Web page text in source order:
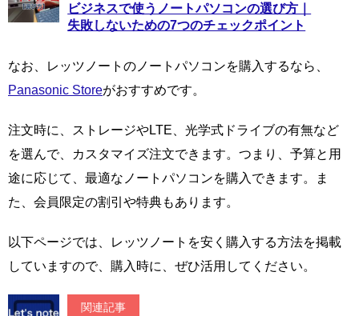
ビジネスで使うノートパソコンの選び方｜
失敗しないための7つのチェックポイント
なお、レッツノートのノートパソコンを購入するなら、
Panasonic Storeがおすすめです。
注文時に、ストレージやLTE、光学式ドライブの有無など
を選んで、カスタマイズ注文できます。つまり、予算と用
途に応じて、最適なノートパソコンを購入できます。ま
た、会員限定の割引や特典もあります。
以下ページでは、レッツノートを安く購入する方法を掲載
していますので、購入時に、ぜひ活用してください。
関連記事